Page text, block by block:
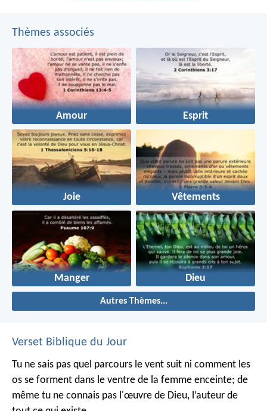
Thèmes associés
Amour Esprit
Joie Vêtements
Manger Dieu
Autres Thèmes...
Verset Biblique du Jour
Tu ne sais pas quel parcours le vent suit ni comment les
os se forment dans le ventre de la femme enceinte; de
même tu ne connais pas l'œuvre de Dieu, l’auteur de